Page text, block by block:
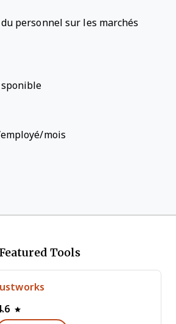
personnel sur les marchés
mois
Featured Tools
Justworks